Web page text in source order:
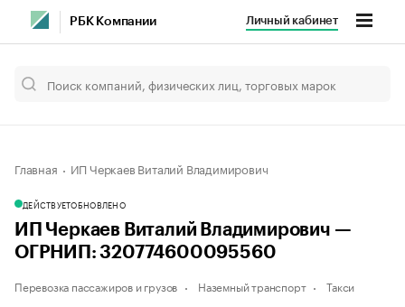
РБК Компании Личный кабинет
Главная ИП Черкаев Виталий Владимирович
ДЕЙСТВУЕТОБНОВЛЕНО
ИП Черкаев Виталий Владимирович —
ОГРНИП: 320774600095560
Перевозка пассажиров и грузов Наземный транспорт Такси